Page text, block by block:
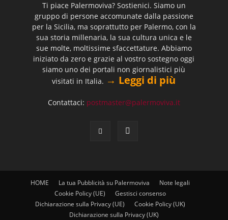
Ti piace Palermoviva? Sostienici. Siamo un
gruppo di persone accomunate dalla passione
per la Sicilia, ma soprattutto per Palermo, con la
sua storia millenaria, la sua cultura unica e le
sue molte, moltissime sfaccettature. Abbiamo
iniziato da zero e grazie al vostro sostegno oggi
siamo uno dei portali non giornalistici più
visitati in Italia. → Leggi di più
Contattaci: postmaster@palermoviva.it
HOME La tua Pubblicità su Palermoviva
Note legali
Cookie Policy (UE)
Gestisci consenso
Dichiarazione sulla Privacy (UE)
Cookie Policy (UK)
Dichiarazione sulla Privacy (UK)